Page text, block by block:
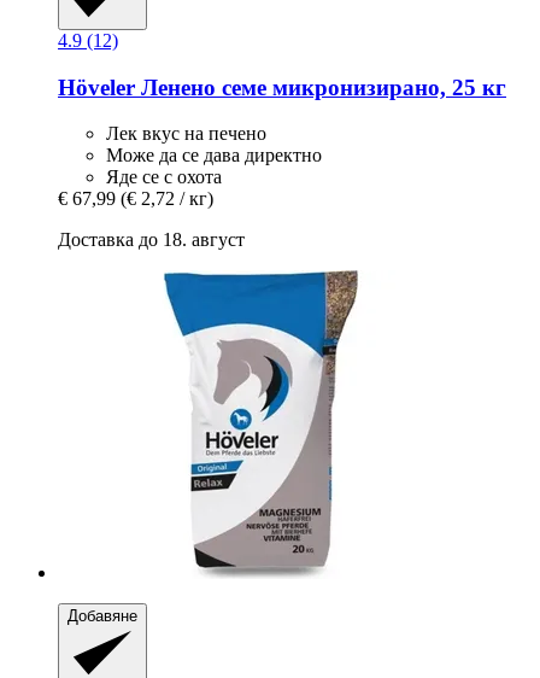
4.9 (12)
Höveler Ленено семе микронизирано, 25 кг
Лек вкус на печено
Може да се дава директно
Яде се с охота
€ 67,99 (€ 2,72 / кг)
Доставка до 18. август
Добавяне